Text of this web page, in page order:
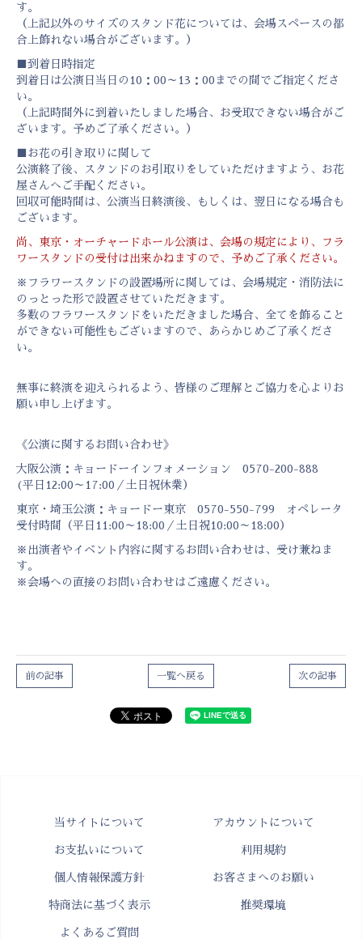
す。
（上記以外のサイズのスタンド花については、会場スペースの都
合上飾れない場合がございます。）
■到着日時指定
到着日は公演日当日の10：00～13：00までの間でご指定くださ
い。
（上記時間外に到着いたしました場合、お受取できない場合がご
ざいます。予めご了承ください。）
■お花の引き取りに関して
公演終了後、スタンドのお引取りをしていただけますよう、お花
屋さんへご手配ください。
回収可能時間は、公演当日終演後、もしくは、翌日になる場合も
ございます。
尚、東京・オーチャードホール公演は、会場の規定により、フラ
ワースタンドの受付は出来かねますので、予めご了承ください。
※フラワースタンドの設置場所に関しては、会場規定・消防法に
のっとった形で設置させていただきます。
多数のフラワースタンドをいただきました場合、全てを飾ること
ができない可能性もございますので、あらかじめご了承くださ
い。
無事に終演を迎えられるよう、皆様のご理解とご協力を心よりお
願い申し上げます。
《公演に関するお問い合わせ》
大阪公演：キョードーインフォメーション 0570-200-888
(平日12:00～17:00／土日祝休業）
東京・埼玉公演：キョードー東京 0570-550-799 オペレータ
受付時間（平日11:00～18:00／土日祝10:00～18:00）
※出演者やイベント内容に関するお問い合わせは、受け兼ねま
す。
※会場への直接のお問い合わせはご遠慮ください。
次の記事
一覧へ戻る
前の記事
当サイトについて アカウントについて
お支払いについて 利用規約
個人情報保護方針 お客さまへのお願い
特商法に基づく表示 推奨環境
よくあるご質問